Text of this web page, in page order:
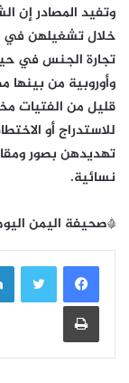
وتفيد المصادر إن
خلال تشغيلهن في
تجارة الجنس في
وأوروبية من بينها
قليل من الفتيات
للاستدراج أو
تهديدهن بصور
نسائية.
*صحيفة اليمن
طباعة